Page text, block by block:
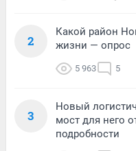
2
Какой район
жизни — опрос
5 963 5
3
Новый
мост для него
подробности